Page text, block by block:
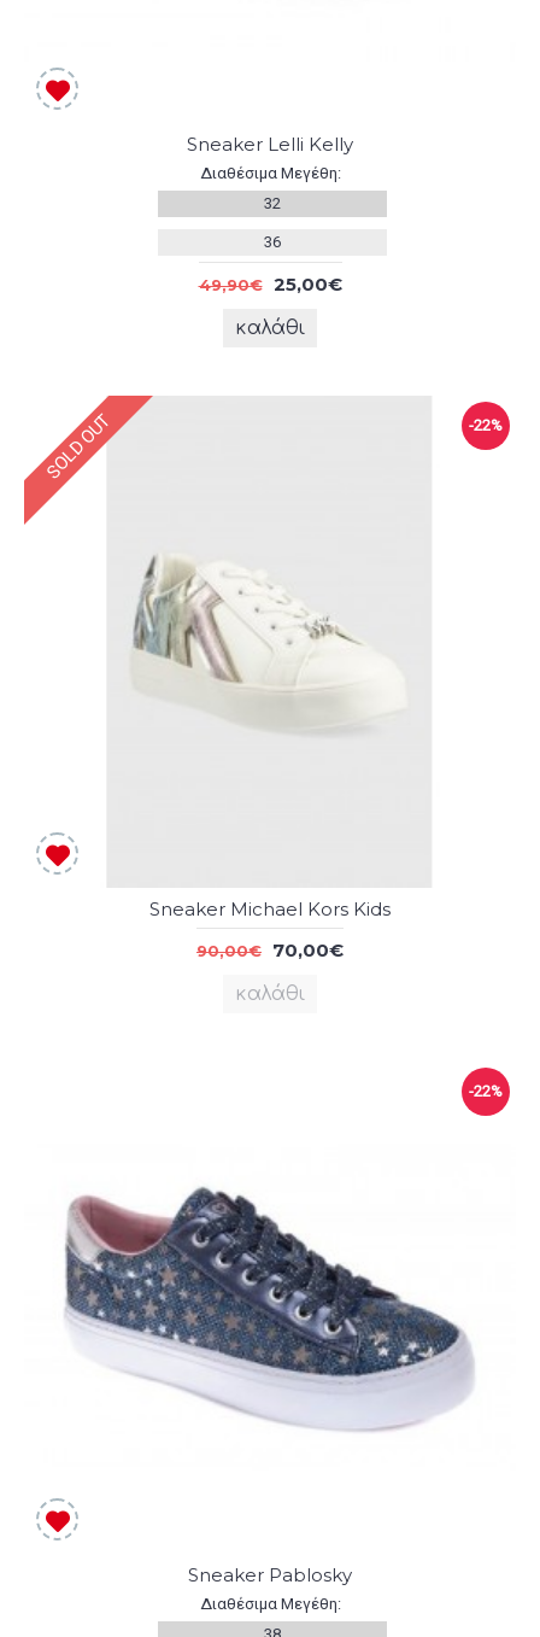
Sneaker Lelli Kelly
Διαθέσιμα Μεγέθη:
32
36
49,90€ 25,00€
καλάθι
-22%
SOLD OUT
Sneaker Michael Kors Kids
90,00€ 70,00€
καλάθι
-22%
Sneaker Pablosky
Διαθέσιμα Μεγέθη: